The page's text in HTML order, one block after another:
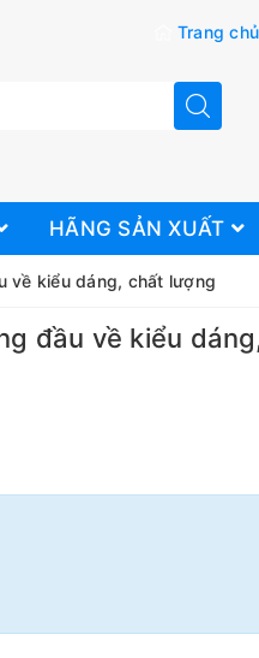
Trang chủ
HÃNG SẢN XUẤT
về kiểu dáng, chất lượng
đầu về kiểu